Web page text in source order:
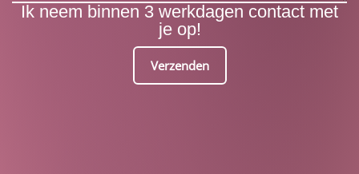
Ik neem binnen 3 werkdagen contact met
je op!
Verzenden